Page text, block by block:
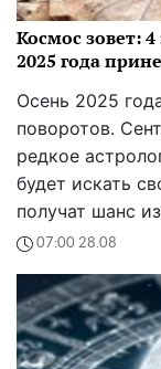
Космос зовет:
2025 года
Осень 2025
поворотов.
редкое
будет искать
получат шанс
07:00 28.08